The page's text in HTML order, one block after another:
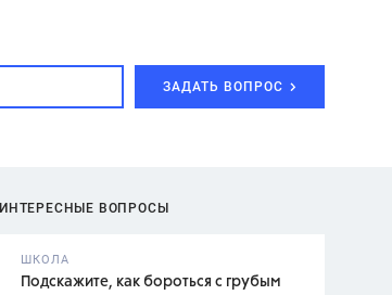
ЗАДАТЬ ВОПРОС
ИНТЕРЕСНЫЕ ВОПРОСЫ
ШКОЛА
Подскажите, как бороться с грубым